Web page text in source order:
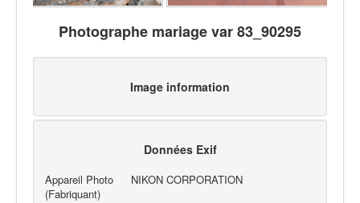
Photographe mariage var 83_90295
Image information
Données Exif
Appareil Photo
(Fabriquant)
NIKON CORPORATION